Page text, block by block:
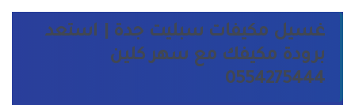
غسيل مكيفات سبليت جدة | استعد
برودة مكيفك مع سهر كلين
0554275444